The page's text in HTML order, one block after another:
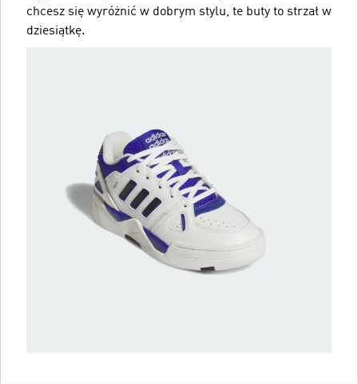
chcesz się wyróżnić w dobrym stylu, te buty to strzał w
dziesiątkę.